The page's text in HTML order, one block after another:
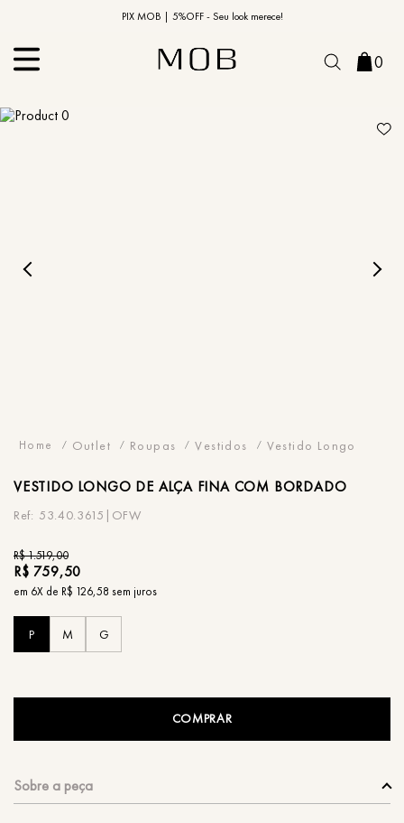
PIX MOB | 5%OFF - Seu look merece!
10% OFF na primeira compra | Cupom: BEMVINDO10*
0
Outlet Roupas Vestidos Vestido Longo
VESTIDO LONGO DE ALÇA FINA COM BORDADO
53.40.3615|OFW
R$1.519,00
R$ 759,50
em 6X de R$ 126,58 sem juros
P M G
COMPRAR